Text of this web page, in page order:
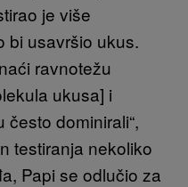
je više
bi usavršio ukus.
ravnotežu
ukusa] i
dominirali“,
testiranja nekoliko
Papi se odlučio za